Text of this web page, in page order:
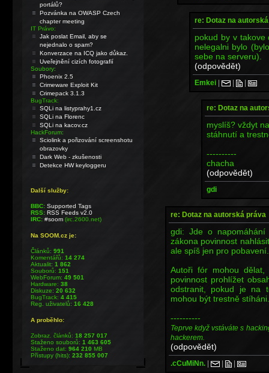
re: Dotaz na
pokud by v
nelegalni bylo
sebe na serveru).
(odpovědět)
Emkei | | |
re: Dotaz na
myslíš? vždyt
stáhnutí a
----------
chacha
(odpovědět)
gdi
re: Dotaz na autorská práva
gdi: Jde o
zákona povinnost
ale spíš jen pro pobavení.
Autoři fór mohou
povinnost prohlížet
odstranit, pokud je na
mohou být trestně stíháni.
----------
Teprve když vstáváte s
hackerem.
(odpovědět)
.cCuMiNn. | | |
portálů?
Pozvánka na OWASP Czech
chapter meeting
IT Právo:
Jak poslat Email, aby se
nejednalo o spam?
Konverzace na ICQ jako důkaz.
Uveřejnění cizích fotografií
Soubory:
Phoenix 2.5
Crimeware Exploit Kit
Crimepack 3.1.3
BugTrack:
SQLi na listyprahy1.cz
SQLi na Florenc
SQLi na kacov.cz
HackForum:
Sciolink a pořizování screenshotu
obrazovky
Dark Web - zkušenosti
Detekce HW keyloggeru
Další služby:
BBC: Supported Tags
RSS: RSS Feeds v2.0
IRC: #soom(irc.2600.net)
Na SOOM.cz je:
Článků:991
Komentářů:14 274
Aktualit:1 862
Souborů:151
WebForum:49 501
Hardware:38
Diskuze:20 632
BugTrack:4 415
Reg. uživatelů:16 428
A proběhlo:
Zobraz. článků:18 257 017
Staženo souborů:1 463 605
Staženo dat:964 210MB
Přístupy (hits):232 855 007